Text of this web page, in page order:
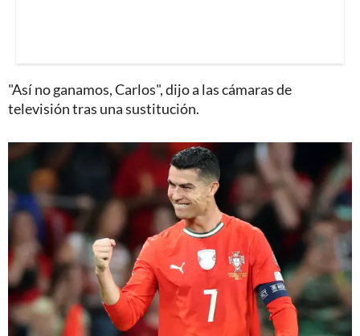
"Así no ganamos, Carlos", dijo a las cámaras de
televisión tras una sustitución.